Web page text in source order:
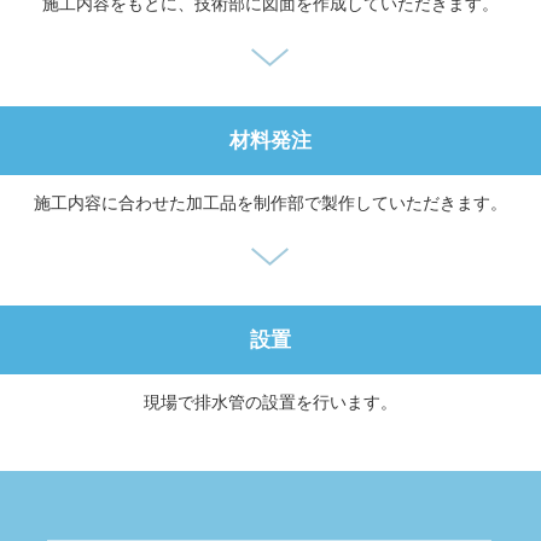
施工内容をもとに、技術部に図面を作成していただきます。
材料発注
施工内容に合わせた加工品を制作部で製作していただきます。
設置
現場で排水管の設置を行います。